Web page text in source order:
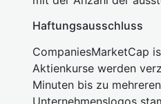
Haftungsausschluss
CompaniesMarketCap
Aktienkurse werden
Minuten bis zu
Unternehmenslogos